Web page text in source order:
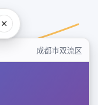
成都市双流区